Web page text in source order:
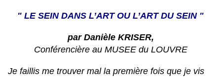
" LE SEIN DANS L’ART OU L’ART DU SEIN "
par Danièle KRISER,
Conférencière au MUSEE du LOUVRE
Je faillis me trouver mal la première fois que je vis